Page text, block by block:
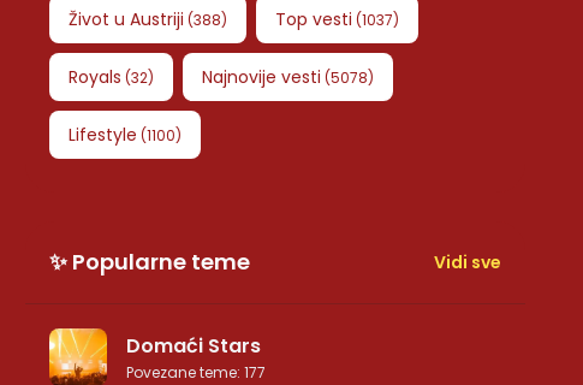
Život u Austriji (388) Top vesti (1037)
Royals (32) Najnovije vesti (5078)
Lifestyle (1100)
✨ Popularne teme Vidi sve
Domaći Stars
Povezane teme: 177